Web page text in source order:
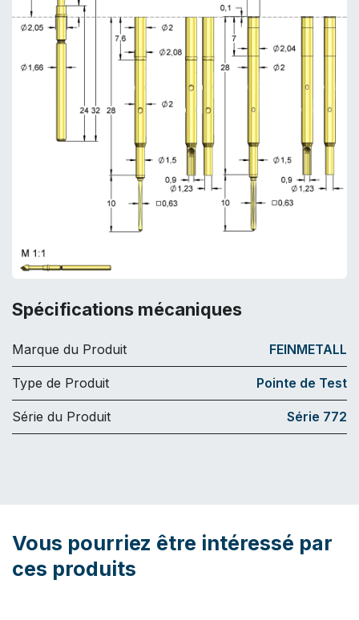
Spécifications mécaniques
Marque du Produit FEINMETALL
Type de Produit Pointe de Test
Série du Produit Série 772
Vous pourriez être intéressé par
ces produits